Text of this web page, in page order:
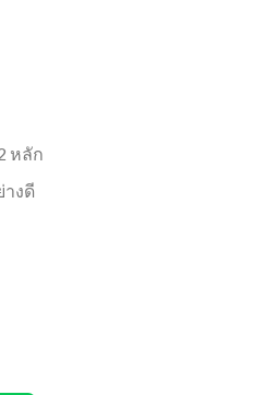
หลัก
งดี